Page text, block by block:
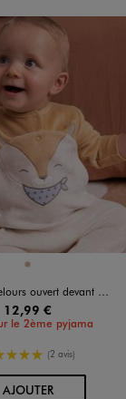
en 1 coloris
OCRE
devant motif renard bébé garçon
12,99 €
le 2ème pyjama
5/5 de moyenne
(2 avis)
AJOUTERAU PANIER